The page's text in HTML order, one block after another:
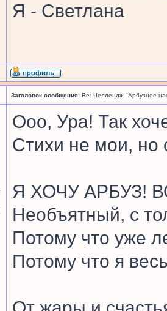
Я - Светлана
Заголовок сообщения: Re: Челлендж "Арбузное
Ооо, Ура! Так
Стихи не мои, но
Я ХОЧУ АРБУЗ!
Необъятный, с
Потому что уже
Потому что я